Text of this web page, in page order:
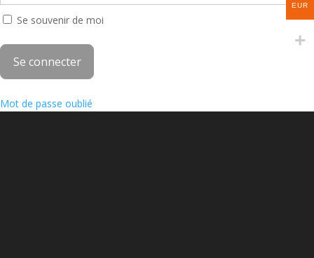
Se souvenir de moi
Mot de passe oublié
EUR